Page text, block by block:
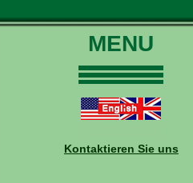
MENU
Touren
Daten und Preise
Kontaktieren Sie uns